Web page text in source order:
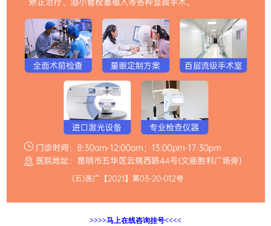
>>>>马上在线咨询挂号<<<<